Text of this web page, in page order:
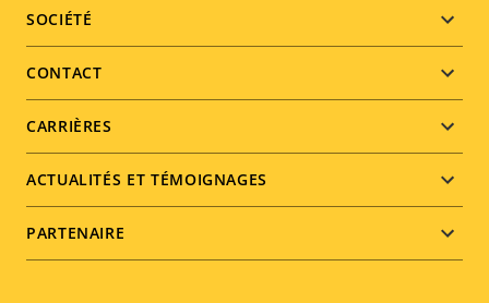
Footer
menu
SOCIÉTÉ
CONTACT
CARRIÈRES
ACTUALITÉS ET TÉMOIGNAGES
PARTENAIRE